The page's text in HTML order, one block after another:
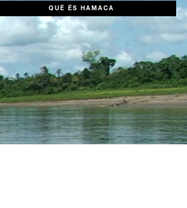
QUÈ ÉS HAMACA